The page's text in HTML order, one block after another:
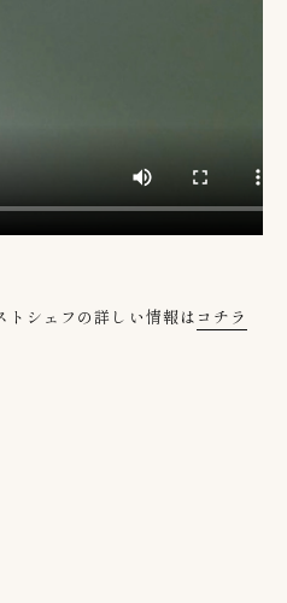
トシェフの詳しい情報は コチラ